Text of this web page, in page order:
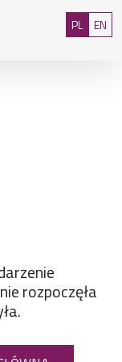
PL Polski
EN
rozpoczęła